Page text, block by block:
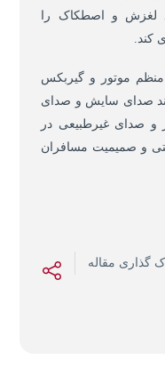
لغزش و اصطکاک را
کند.
موتور و گیربکس
صدای سایش و صدای
و صدای غیرطبیعی در
و صمیمیت مسافران
گذاری مقاله